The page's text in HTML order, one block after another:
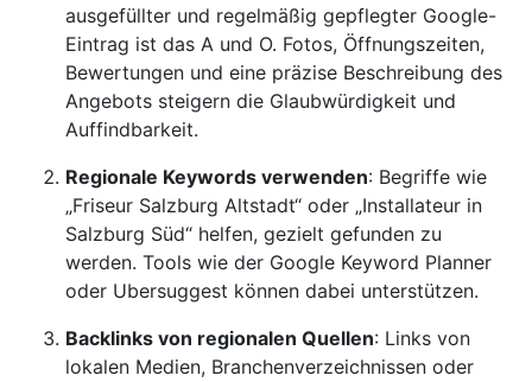
ausgefüllter und regelmäßig gepflegter Google-
Eintrag ist das A und O. Fotos, Öffnungszeiten,
Bewertungen und eine präzise Beschreibung des
Angebots steigern die Glaubwürdigkeit und
Auffindbarkeit.
Regionale Keywords verwenden: Begriffe wie
„Friseur Salzburg Altstadt“ oder „Installateur in
Salzburg Süd“ helfen, gezielt gefunden zu
werden. Tools wie der Google Keyword Planner
oder Ubersuggest können dabei unterstützen.
Backlinks von regionalen Quellen: Links von
lokalen Medien, Branchenverzeichnissen oder